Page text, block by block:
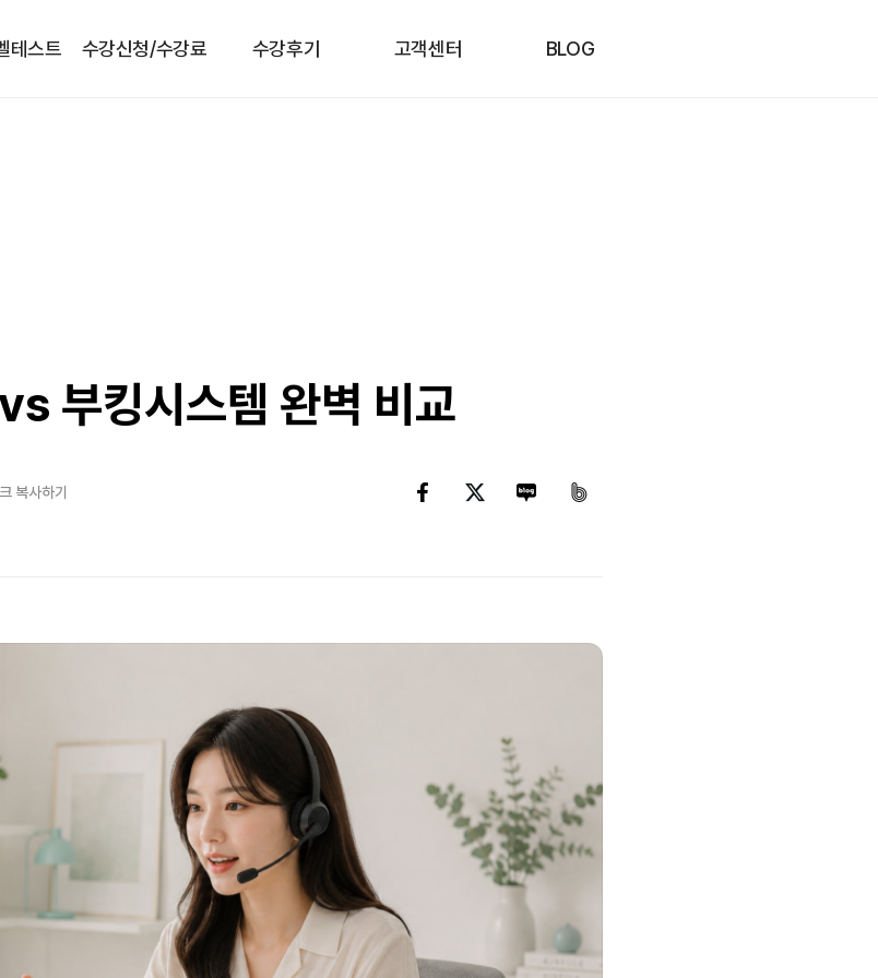
테스트 수강신청/수강료 수강후기 고객센터 BLOG
부킹시스템 완벽 비교
복사하기